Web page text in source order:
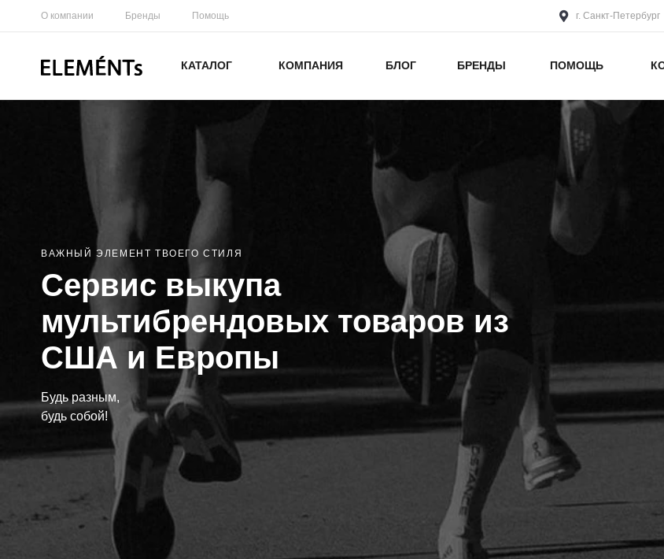
О компании Бренды Помощь г. Санкт-Петербург
КАТАЛОГ КОМПАНИЯ БЛОГ БРЕНДЫ ПОМОЩЬ
ВАЖНЫЙ ЭЛЕМЕНТ ТВОЕГО СТИЛЯ
Сервис выкупа
мультибрендовых товаров из
США и Европы
Будь разным,
будь собой!